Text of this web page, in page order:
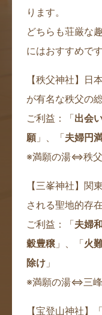
ります。
どちらも荘厳な
にはおすすめです
【秩父神社】日
が有名な秩父の総
ご利益：
「出会
願」、「夫婦円
※満願の湯⇔秩
【三峯神社】関
される聖地的存在
ご利益：
「夫婦
穀豊穣 」、「火
除け 」
※満願の湯⇔三
【宝登山神社】